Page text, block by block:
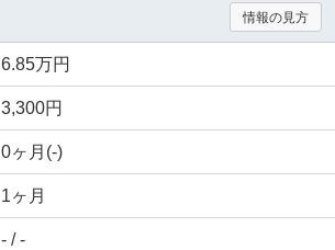
情報の見方
6.85万円
3,300円
0ヶ月(-)
1ヶ月
- / -